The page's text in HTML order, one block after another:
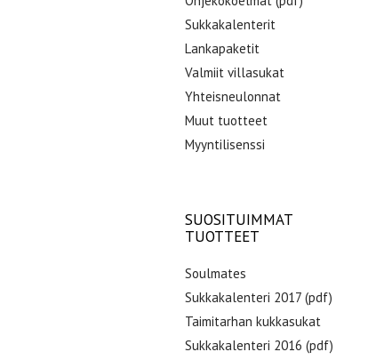
Sukkakalenterit
Lankapaketit
Valmiit villasukat
Yhteisneulonnat
Muut tuotteet
Myyntilisenssi
SUOSITUIMMAT
TUOTTEET
Soulmates
Sukkakalenteri 2017 (pdf)
Taimitarhan kukkasukat
Sukkakalenteri 2016 (pdf)